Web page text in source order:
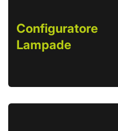
Configuratore
Lampade